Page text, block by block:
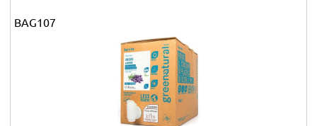
BAG107